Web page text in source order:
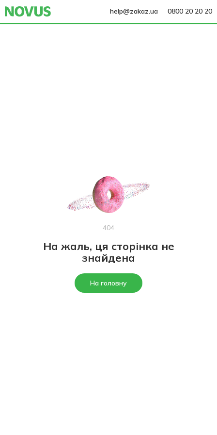
help@zakaz.ua 0800 20 20 20
404
На жаль, ця сторінка не
знайдена
На головну